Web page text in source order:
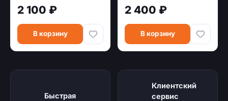
2 100 ₽
В корзину
2 400 ₽
В корзину
Быстрая
Клиентский
сервис